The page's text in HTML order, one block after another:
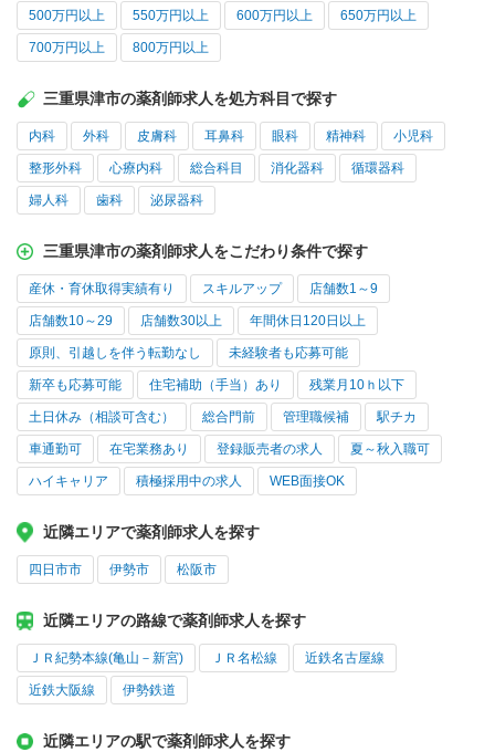
500万円以上 550万円以上 600万円以上 650万円以上
700万円以上 800万円以上
三重県津市の薬剤師求人を処方科目で探す
内科 外科 皮膚科 耳鼻科 眼科 精神科 小児科
整形外科 心療内科 総合科目 消化器科 循環器科
婦人科 歯科 泌尿器科
三重県津市の薬剤師求人をこだわり条件で探す
産休・育休取得実績有り スキルアップ 店舗数1～9
店舗数10～29 店舗数30以上 年間休日120日以上
原則、引越しを伴う転勤なし 未経験者も応募可能
新卒も応募可能 住宅補助（手当）あり 残業月10ｈ以下
土日休み（相談可含む） 総合門前 管理職候補 駅チカ
車通勤可 在宅業務あり 登録販売者の求人 夏～秋入職可
ハイキャリア 積極採用中の求人 WEB面接OK
近隣エリアで薬剤師求人を探す
四日市市 伊勢市 松阪市
近隣エリアの路線で薬剤師求人を探す
ＪＲ紀勢本線(亀山－新宮) ＪＲ名松線 近鉄名古屋線
近鉄大阪線 伊勢鉄道
近隣エリアの駅で薬剤師求人を探す